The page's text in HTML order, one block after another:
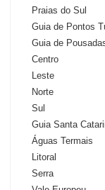
Praias do Sul
Guia de Pontos
Guia de
Centro
Leste
Norte
Sul
Guia Santa
Águas Termais
Litoral
Serra